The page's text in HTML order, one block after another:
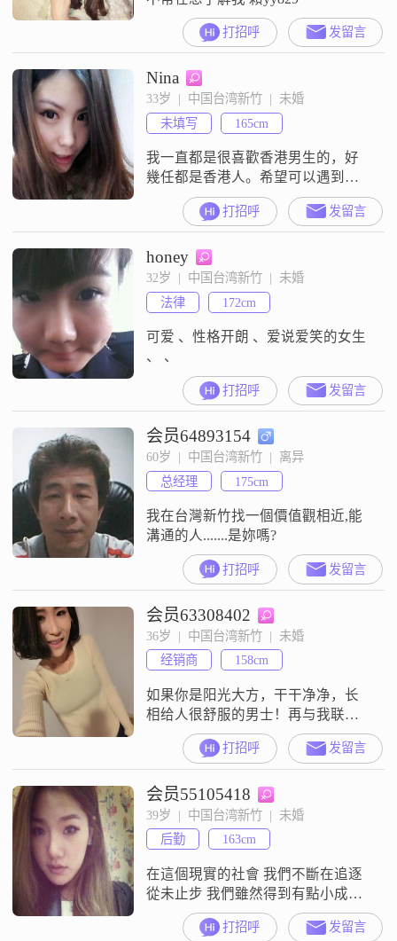
打招呼 发留言
Nina
33岁  |  中国台湾新竹  |  未婚
未填写
165cm
我一直都是很喜歡香港男生的，好
幾任都是香港人。希望可以遇到疼
我的人，被傷過，想玩的勿擾
打招呼 发留言
honey
32岁  |  中国台湾新竹  |  未婚
法律
172cm
可爱 、性格开朗 、爱说爱笑的女生
、 、
打招呼 发留言
会员64893154
60岁  |  中国台湾新竹  |  离异
总经理
175cm
我在台灣新竹找一個價值觀相近,能
溝通的人.......是妳嗎?
打招呼 发留言
会员63308402
36岁  |  中国台湾新竹  |  未婚
经销商
158cm
如果你是阳光大方，干干净净，长
相给人很舒服的男士！再与我联
系！本人平时都很忙，都没什么时
间上线！本身不求自己有多出众，
希望大家都看好了这些话再给我发
秋波！只来寻找自己心中的太阳！
谢谢大家！没有以上说到的点请尊
重不要打扰
打招呼 发留言
会员55105418
39岁  |  中国台湾新竹  |  未婚
后勤
163cm
在這個現實的社會 我們不斷在追逐
從未止步 我們雖然得到有點小成就
也許我們忘記了曾經的嚮往 我是一
個內心注重簡單而平凡的生活 也許
打招呼 发留言